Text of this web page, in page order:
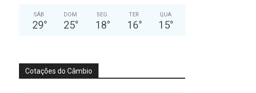
SÁB
29°
DOM
25°
SEG
18°
TER
16°
QUA
15°
Cotações do Câmbio